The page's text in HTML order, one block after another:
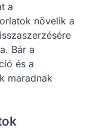
a
növelik a
Bár a
és a
maradnak